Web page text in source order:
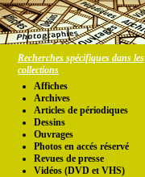
Recherches spécifiques dans les
collections
Affiches
Archives
Articles de périodiques
Dessins
Ouvrages
Photos en accés réservé
Revues de presse
Vidéos (DVD et VHS)